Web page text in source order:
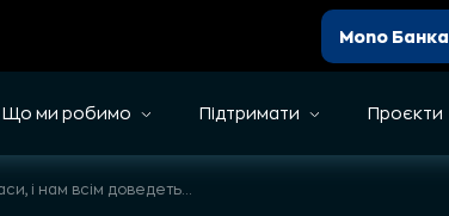
Mono Банка
Що ми робимо Підтримати Проєкти